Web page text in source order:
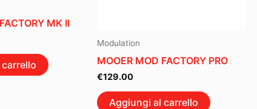
MK II
Modulation
MOOER MOD FACTORY PRO
€129.00
Aggiungi al carrello